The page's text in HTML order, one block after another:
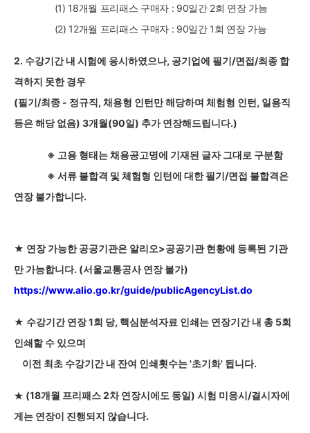
(1) 18개월 프리패스 구매자 : 90일간 2회 연장 가능
(2) 12개월 프리패스 구매자 : 90일간 1회 연장 가능
2. 수강기간 내 시험에 응시하였으나, 공기업에 필기/면접/최종 합
격하지 못한 경우
(필기/최종 - 정규직, 채용형 인턴만 해당하며 체험형 인턴, 일용직
등은 해당 없음) 3개월(90일) 추가 연장해드립니다.)
※ 고용 형태는 채용공고명에 기재된 글자 그대로 구분함
※ 서류 불합격 및 체험형 인턴에 대한 필기/면접 불합격은
연장 불가합니다.
★ 연장 가능한 공공기관은 알리오>공공기관 현황에 등록된 기관
만 가능합니다. (서울교통공사 연장 불가)
https://www.alio.go.kr/guide/publicAgencyList.do
★ 수강기간 연장 1회 당, 핵심분석자료 인쇄는 연장기간 내 총 5회
인쇄할 수 있으며
이전 최초 수강기간 내 잔여 인쇄횟수는 '초기화' 됩니다.
★ (18개월 프리패스 2차 연장시에도 동일) 시험 미응시/결시자에
게는 연장이 진행되지 않습니다.